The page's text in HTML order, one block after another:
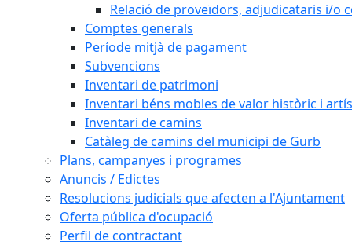
Relació de proveïdors, adjudicataris i/o
Comptes generals
Període mitjà de pagament
Subvencions
Inventari de patrimoni
Inventari béns mobles de valor històric i
Inventari de camins
Catàleg de camins del municipi de Gurb
Plans, campanyes i programes
Anuncis / Edictes
Resolucions judicials que afecten a l'Ajuntament
Oferta pública d'ocupació
Perfil de contractant